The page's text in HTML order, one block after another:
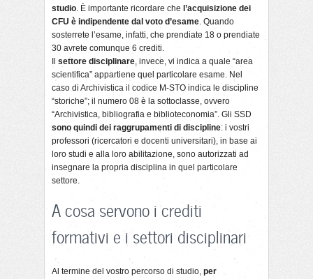
studio. È importante ricordare che l’acquisizione dei
CFU è indipendente dal voto d’esame. Quando
sosterrete l’esame, infatti, che prendiate 18 o prendiate
30 avrete comunque 6 crediti.
settore disciplinare, invece, vi indica a quale “area
scientifica” appartiene quel particolare esame. Nel
caso di Archivistica il codice M-STO indica le discipline
“storiche”; il numero 08 è la sottoclasse, ovvero
“Archivistica, bibliografia e biblioteconomia”. Gli SSD
sono quindi dei raggrupamenti di discipline: i vostri
professori (ricercatori e docenti universitari), in base ai
loro studi e alla loro abilitazione, sono autorizzati ad
insegnare la propria disciplina in quel particolare
settore.
A cosa servono i crediti
formativi e i settori disciplinari
Al termine del vostro percorso di studio, per